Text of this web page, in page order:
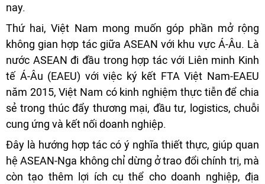
nay.
Thứ hai, Việt Nam mong muốn góp phần mở rộng
không gian hợp tác giữa ASEAN với khu vực Á-Âu. Là
nước ASEAN đi đầu trong hợp tác với Liên minh Kinh
tế Á-Âu (EAEU) với việc ký kết FTA Việt Nam-EAEU
năm 2015, Việt Nam có kinh nghiệm thực tiễn để chia
sẻ trong thúc đẩy thương mại, đầu tư, logistics, chuỗi
cung ứng và kết nối doanh nghiệp.
Đây là hướng hợp tác có ý nghĩa thiết thực, giúp quan
hệ ASEAN-Nga không chỉ dừng ở trao đổi chính trị, mà
còn tạo thêm lợi ích cụ thể cho doanh nghiệp, địa